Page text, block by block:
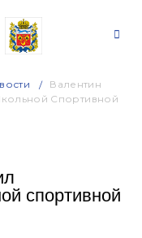
Валентин
Спортивной
спортивной